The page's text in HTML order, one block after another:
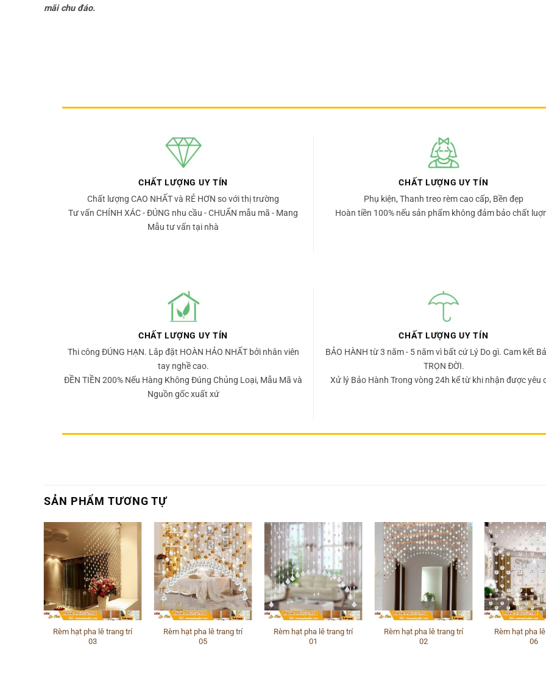
mãi chu đáo.
CHẤT LƯỢNG UY TÍN
Chất lượng CAO NHẤT và RẺ HƠN so với thị trường
Tư vấn CHÍNH XÁC - ĐÚNG nhu cầu - CHUẨN mẫu mã - Mang
Mẫu tư vấn tại nhà
CHẤT LƯỢNG UY TÍN
Phụ kiện, Thanh treo rèm cao cấp, Bền đẹp
Hoàn tiền 100% nếu sản phẩm không đảm bảo chất
CHẤT LƯỢNG UY TÍN
Thi công ĐÚNG HẠN. Lắp đặt HOÀN HẢO NHẤT bởi nhân viên
tay nghề cao.
ĐỀN TIỀN 200% Nếu Hàng Không Đúng Chủng Loại, Mẫu Mã và
Nguồn gốc xuất xứ
CHẤT LƯỢNG UY TÍN
BẢO HÀNH từ 3 năm - 5 năm vì bất cứ Lý Do gì. Cam kết
TRỌN ĐỜI.
Xử lý Bảo Hành Trong vòng 24h kể từ khi nhận được yêu
SẢN PHẨM TƯƠNG TỰ
Rèm hạt pha lê trang trí
03
Rèm hạt pha lê trang trí
05
Rèm hạt pha lê trang trí
01
Rèm hạt pha lê trang trí
02
Rèm hạt pha
06